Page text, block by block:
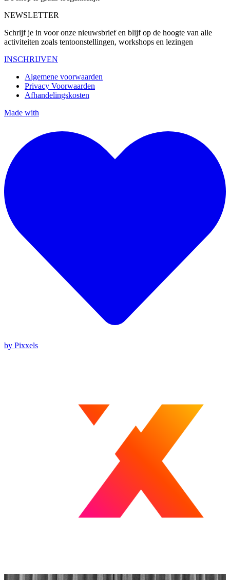
NEWSLETTER
Schrijf je in voor onze nieuwsbrief en blijf op de hoogte van alle
activiteiten zoals tentoonstellingen, workshops en lezingen
INSCHRIJVEN
Algemene voorwaarden
Privacy Voorwaarden
Afhandelingskosten
Made with
by Pixxels